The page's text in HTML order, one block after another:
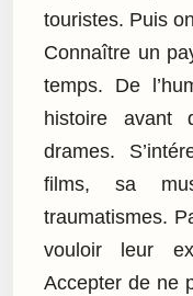
touristes. Puis
Connaître un
temps. De
histoire avant
drames.
films, sa
traumatismes.
vouloir leur
Accepter de ne